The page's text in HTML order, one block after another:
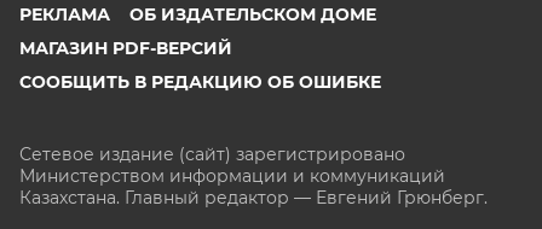
РЕКЛАМА
ОБ ИЗДАТЕЛЬСКОМ ДОМЕ
МАГАЗИН PDF-ВЕРСИЙ
СООБЩИТЬ В РЕДАКЦИЮ ОБ ОШИБКЕ
Сетевое издание (сайт) зарегистрировано
Министерством информации и коммуникаций
Казахстана. Главный редактор — Евгений Грюнберг.